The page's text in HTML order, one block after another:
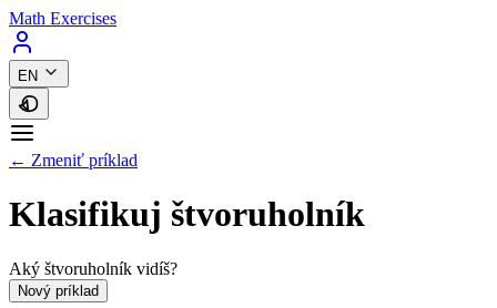
Math Exercises
EN
← Zmeniť príklad
Klasifikuj štvoruholník
Aký štvoruholník vidíš?
Nový príklad